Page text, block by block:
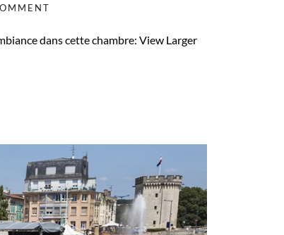
dans cette chambre: View Larger